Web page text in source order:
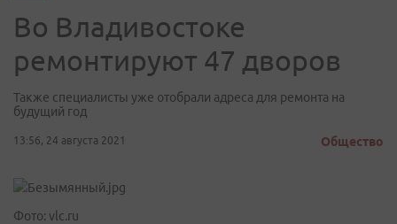
Во Владивостоке
ремонтируют 47 дворов
Также специалисты уже отобрали адреса для ремонта на
будущий год
13:56, 24 августа 2021 Общество
Фото: vlc.ru